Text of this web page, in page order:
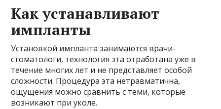
Как устанавливают
импланты
Установкой импланта занимаются врачи-
стоматологи, технология эта отработана уже в
течение многих лет и не представляет особой
сложности. Процедура эта нетравматична,
ощущения можно сравнить с теми, которые
возникают при уколе.